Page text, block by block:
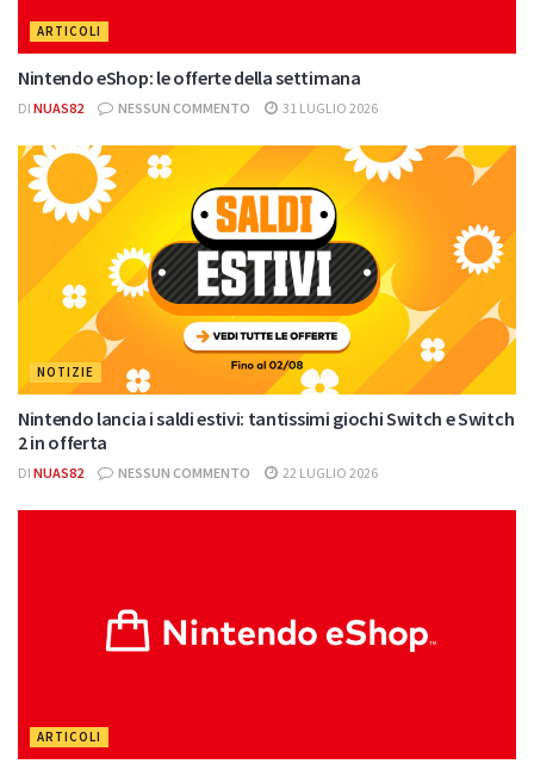
ARTICOLI
Nintendo eShop: le offerte della settimana
DI NUAS82 NESSUN COMMENTO 31 LUGLIO 2026
NOTIZIE
Nintendo lancia i saldi estivi: tantissimi giochi Switch e Switch
2 in offerta
DI NUAS82 NESSUN COMMENTO 22 LUGLIO 2026
ARTICOLI